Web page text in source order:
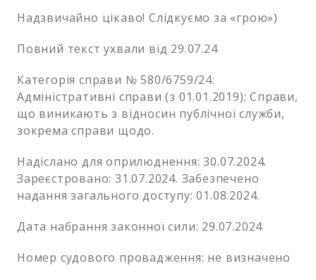
Надзвичайно цікаво! Слідкуємо за «грою»)
Повний текст ухвали від 29.07.24
Категорія справи № 580/6759/24:
Адміністративні справи (з 01.01.2019); Справи,
що виникають з відносин публічної служби,
зокрема справи щодо.
Надіслано для оприлюднення: 30.07.2024.
Зареєстровано: 31.07.2024. Забезпечено
надання загального доступу: 01.08.2024.
Дата набрання законної сили: 29.07.2024
Номер судового провадження: не визначено